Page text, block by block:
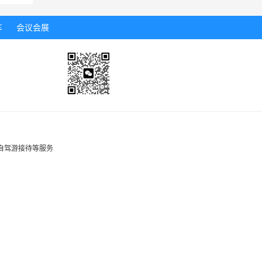
会议会展
驾游接待等服务